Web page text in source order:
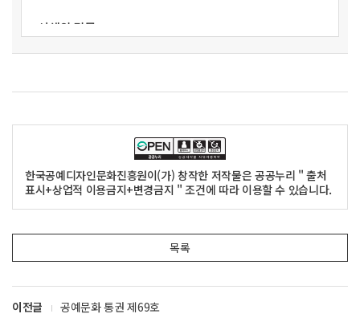
사색의 길목
특집 청주공예비엔날레 1999-2025
특집 1 청주공예비엔날레 25년
의 전환 _ 이정우-임우근준
한국공예디자인문화진흥원이(가) 창작한 저작물은 공공누리 " 출처
표시+상업적 이용금지+변경금지 " 조건에 따라 이용할 수 있습니다.
목록
이전글
공예문화 통권 제69호